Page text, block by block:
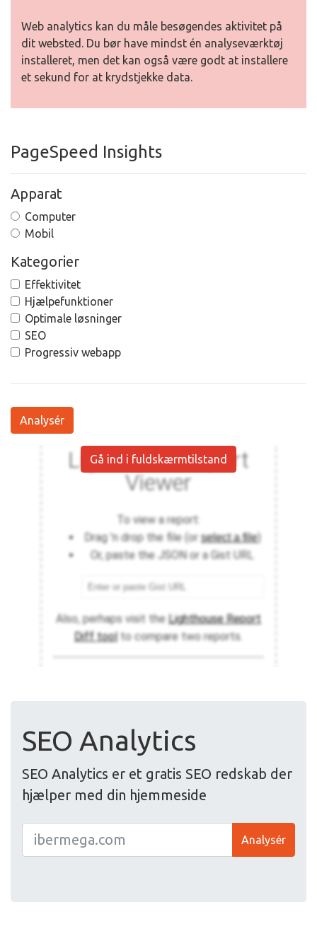
Web analytics kan du måle besøgendes aktivitet på
dit websted. Du bør have mindst én analyseværktøj
installeret, men det kan også være godt at installere
et sekund for at krydstjekke data.
PageSpeed Insights
Apparat
Computer
Mobil
Kategorier
Effektivitet
Hjælpefunktioner
Optimale løsninger
SEO
Progressiv webapp
Analysér
Gå ind i fuldskærmtilstand
SEO Analytics
SEO Analytics er et gratis SEO redskab der
hjælper med din hjemmeside
Analysér